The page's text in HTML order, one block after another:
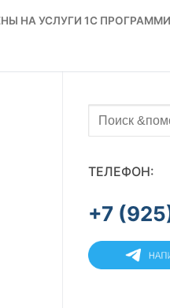
НА УСЛУГИ 1С
Найти:
ТЕЛЕФОН:
+7